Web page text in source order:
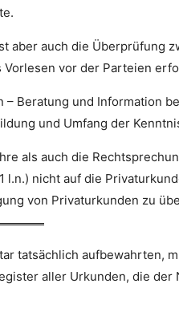
aber auch die Überprüfung
vor der Parteien
Beratung und Information
und Umfang der
als auch die
nicht auf die
von Privaturkunden zu
tatsächlich aufbewahrten,
aller Urkunden, die